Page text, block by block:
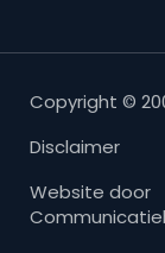
Copyright ©
Disclaimer
Website door